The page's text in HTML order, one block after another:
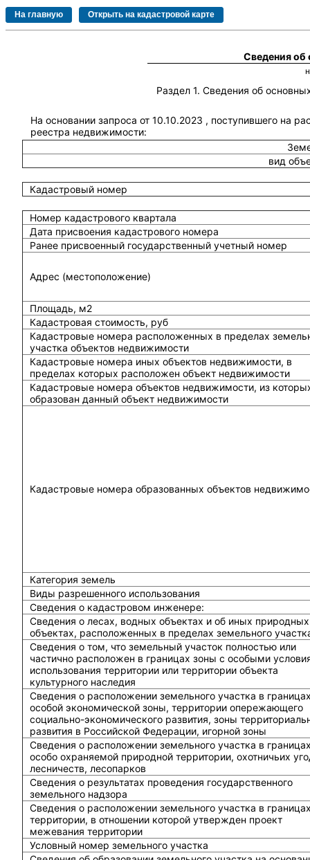
Сведения
Раздел 1. Сведения об
На основании запроса от 10.10.2023 , поступившего на
реестра недвижимости:
вид
Кадастровый номер
Номер кадастрового квартала
Дата присвоения кадастрового номера
Ранее присвоенный государственный учетный номер
Адрес (местоположение)
Площадь, м2
Кадастровая стоимость, руб
Кадастровые номера расположенных в пределах
участка объектов недвижимости
Кадастровые номера иных объектов недвижимости, в
пределах которых расположен объект недвижимости
Кадастровые номера объектов недвижимости, из
образован данный объект недвижимости
Кадастровые номера образованных объектов
Категория земель
Виды разрешенного использования
Сведения о кадастровом инженере:
Cведения о лесах, водных объектах и об иных природных
объектах, расположенных в пределах земельного
Сведения о том, что земельный участок полностью или
частично расположен в границах зоны с особыми
использования территории или территории объекта
культурного наследия
Сведения о расположении земельного участка в
особой экономической зоны, территории опережающего
социально-экономического развития, зоны
развития в Российской Федерации, игорной зоны
Сведения о расположении земельного участка в
особо охраняемой природной территории, охотничьих
лесничеств, лесопарков
Сведения о результатах проведения государственного
земельного надзора
Сведения о расположении земельного участка в
территории, в отношении которой утвержден проект
межевания территории
Условный номер земельного участка